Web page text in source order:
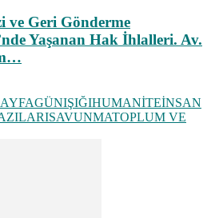
ve Geri Gönderme
Yaşanan Hak İhlalleri. Av.
GÜNIŞIĞIHUMANİTEİNSAN
SAVUNMATOPLUM VE